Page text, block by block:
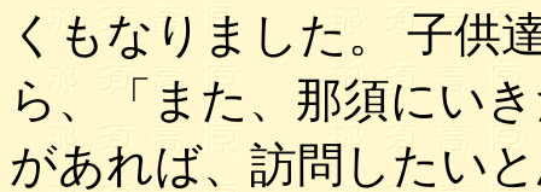
くもなりました。 子供
ら、「また、那須にい
があれば、訪問したい